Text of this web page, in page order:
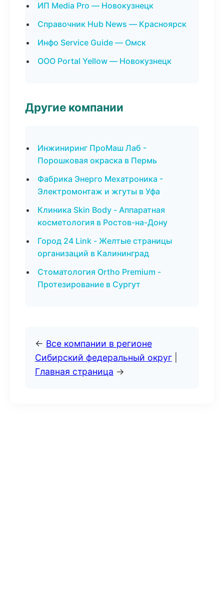
ИП Media Pro — Новокузнецк
Справочник Hub News — Красноярск
Инфо Service Guide — Омск
ООО Portal Yellow — Новокузнецк
Другие компании
Инжиниринг ПроМаш Лаб -
Порошковая окраска в Пермь
Фабрика Энерго Мехатроника -
Электромонтаж и жгуты в Уфа
Клиника Skin Body - Аппаратная
косметология в Ростов-на-Дону
Город 24 Link - Желтые страницы
организаций в Калининград
Стоматология Ortho Premium -
Протезирование в Сургут
← Все компании в регионе
Сибирский федеральный округ
Главная страница →